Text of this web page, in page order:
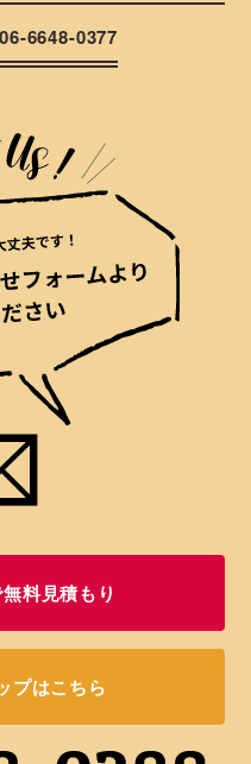
6648-0377
料見積もり
プはこちら